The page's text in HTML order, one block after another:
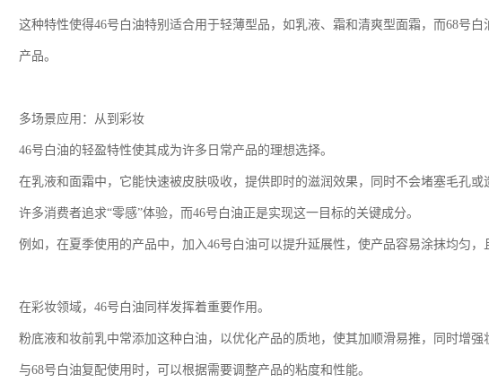
这种特性使得46号白油特别适合用于轻薄型品，如乳液、霜和清爽型面霜，而68号
产品。
多场景应用：从到彩妆
46号白油的轻盈特性使其成为许多日常产品的理想选择。
在乳液和面霜中，它能快速被皮肤吸收，提供即时的滋润效果，同时不会堵塞毛孔或
许多消费者追求“零感”体验，而46号白油正是实现这一目标的关键成分。
例如，在夏季使用的产品中，加入46号白油可以提升延展性，使产品容易涂抹均匀，
在彩妆领域，46号白油同样发挥着重要作用。
粉底液和妆前乳中常添加这种白油，以优化产品的质地，使其加顺滑易推，同时增强
与68号白油复配使用时，可以根据需要调整产品的粘度和性能。